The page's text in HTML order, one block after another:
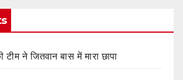
टीम ने जितवान बास में मारा छापा